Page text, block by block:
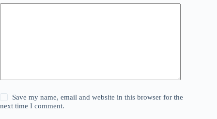
Save my name, email and website in this browser for the
next time I comment.